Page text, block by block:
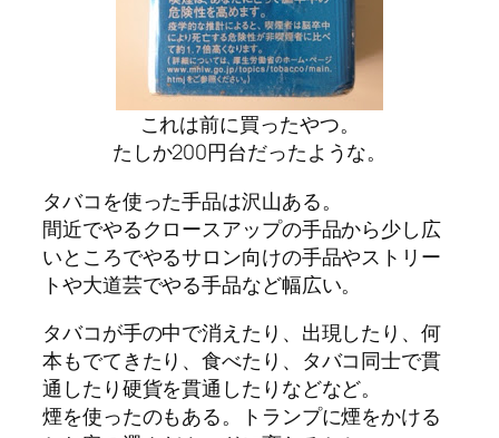
これは前に買ったやつ。
たしか200円台だったような。
タバコを使った手品は沢山ある。
間近でやるクロースアップの手品から少し広
いところでやるサロン向けの手品やストリー
トや大道芸でやる手品など幅広い。
タバコが手の中で消えたり、出現したり、何
本もでてきたり、食べたり、タバコ同士で貫
通したり硬貨を貫通したりなどなど。
煙を使ったのもある。トランプに煙をかける